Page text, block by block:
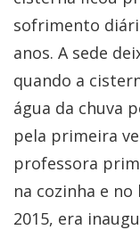
sofrimento
anos. A sede
quando a
água da chuva
pela primeira
professora
na cozinha e
2015, era